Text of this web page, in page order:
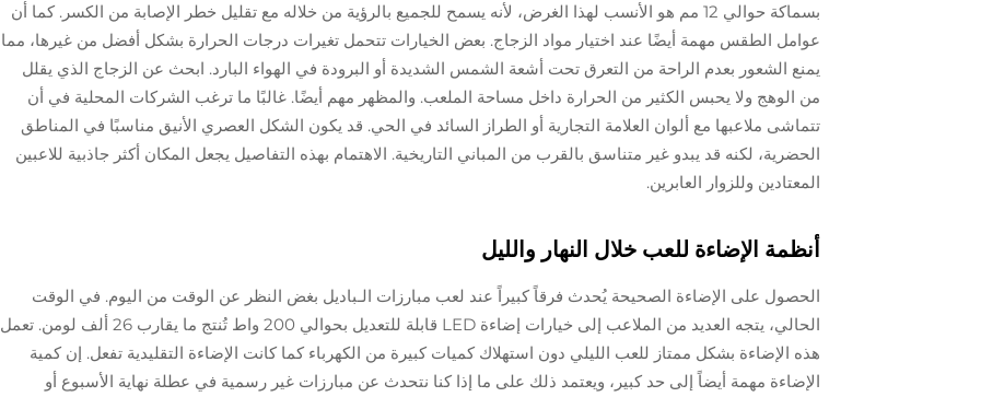
بسماكة حوالي 12 مم هو الأنسب لهذا الغرض، لأنه يسمح للجميع بالرؤية من خلاله مع تقليل خطر الإصابة من الكسر. كما أن
عوامل الطقس مهمة أيضًا عند اختيار مواد الزجاج. بعض الخيارات تتحمل تغيرات درجات الحرارة بشكل أفضل من غيرها، مما
يمنع الشعور بعدم الراحة من التعرق تحت أشعة الشمس الشديدة أو البرودة في الهواء البارد. ابحث عن الزجاج الذي يقلل
من الوهج ولا يحبس الكثير من الحرارة داخل مساحة الملعب. والمظهر مهم أيضًا. غالبًا ما ترغب الشركات المحلية في أن
تتماشى ملاعبها مع ألوان العلامة التجارية أو الطراز السائد في الحي. قد يكون الشكل العصري الأنيق مناسبًا في المناطق
الحضرية، لكنه قد يبدو غير متناسق بالقرب من المباني التاريخية. الاهتمام بهذه التفاصيل يجعل المكان أكثر جاذبية للاعبين
المعتادين وللزوار العابرين.
أنظمة الإضاءة للعب خلال النهار والليل
الحصول على الإضاءة الصحيحة يُحدث فرقاً كبيراً عند لعب مبارزات الـباديل بغض النظر عن الوقت من اليوم. في الوقت
الحالي، يتجه العديد من الملاعب إلى خيارات إضاءة LED قابلة للتعديل بحوالي 200 واط تُنتج ما يقارب 26 ألف لومن. تعمل
هذه الإضاءة بشكل ممتاز للعب الليلي دون استهلاك كميات كبيرة من الكهرباء كما كانت الإضاءة التقليدية تفعل. إن كمية
الإضاءة مهمة أيضاً إلى حد كبير، ويعتمد ذلك على ما إذا كنا نتحدث عن مبارزات غير رسمية في عطلة نهاية الأسبوع أو